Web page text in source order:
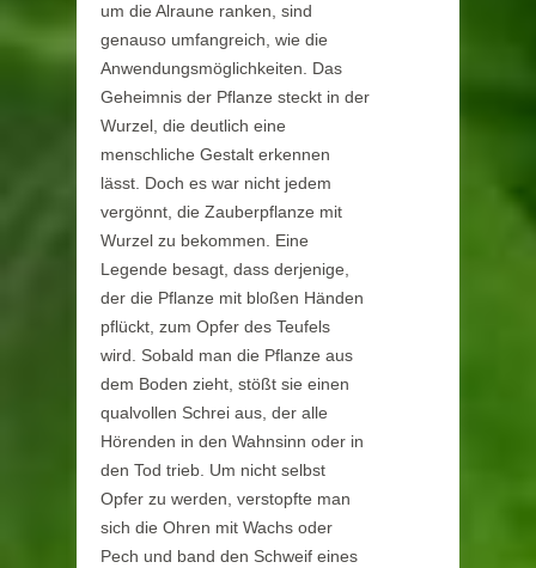
um die Alraune ranken, sind
genauso umfangreich, wie die
Anwendungsmöglichkeiten. Das
Geheimnis der Pflanze steckt in der
Wurzel, die deutlich eine
menschliche Gestalt erkennen
lässt. Doch es war nicht jedem
vergönnt, die Zauberpflanze mit
Wurzel zu bekommen. Eine
Legende besagt, dass derjenige,
der die Pflanze mit bloßen Händen
pflückt, zum Opfer des Teufels
wird. Sobald man die Pflanze aus
dem Boden zieht, stößt sie einen
qualvollen Schrei aus, der alle
Hörenden in den Wahnsinn oder in
den Tod trieb. Um nicht selbst
Opfer zu werden, verstopfte man
sich die Ohren mit Wachs oder
Pech und band den Schweif eines